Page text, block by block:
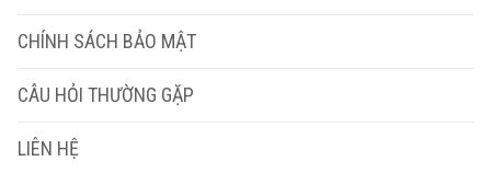
CHÍNH SÁCH BẢO MẬT
CÂU HỎI THƯỜNG GẶP
LIÊN HỆ